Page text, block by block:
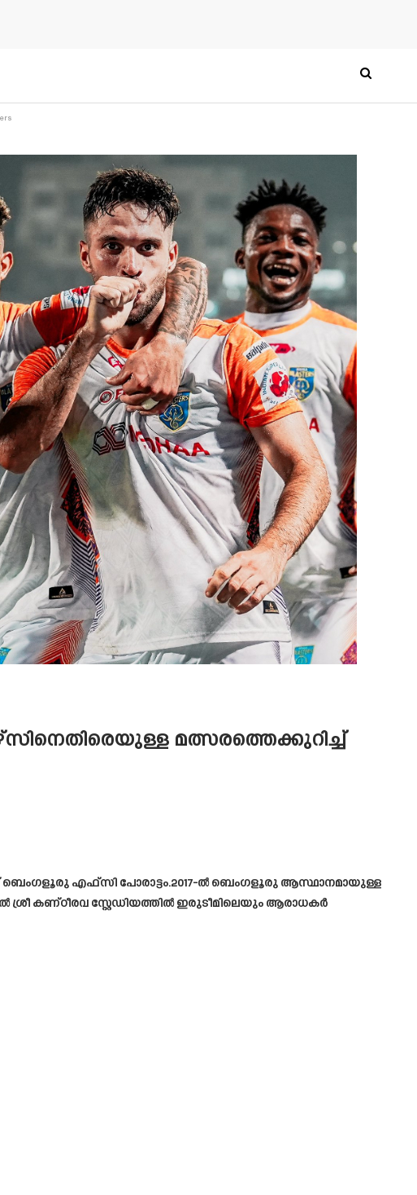
മത്സരത്തെക്കുറിച്ച്
ബെംഗളൂരു എഫ്‌സി പോരാട്ടം.2017-ൽ ബെംഗളൂരു ആസ്ഥാനമായുള്ള
കണ്ഠീരവ സ്റ്റേഡിയത്തിൽ ഇരുടീമിലെയും ആരാധകർ